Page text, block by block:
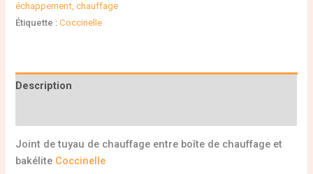
échappement, chauffage
Étiquette :Coccinelle
Description
Joint de tuyau de chauffage entre boîte de chauffage et
bakélite Coccinelle